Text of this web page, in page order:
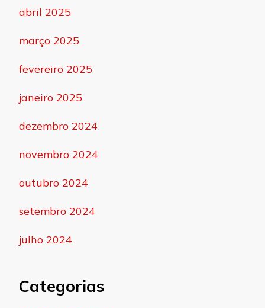
abril 2025
março 2025
fevereiro 2025
janeiro 2025
dezembro 2024
novembro 2024
outubro 2024
setembro 2024
julho 2024
Categorias